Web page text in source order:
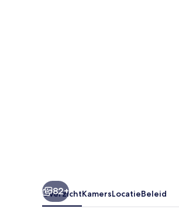
82+
OverzichtKamersLocatieBeleid